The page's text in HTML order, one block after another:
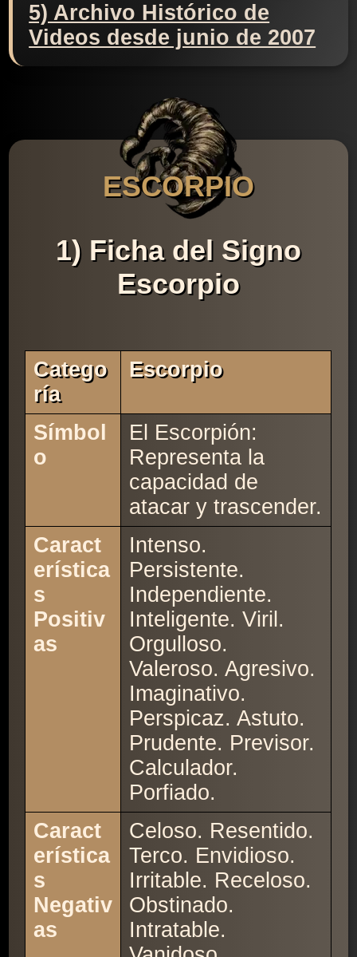
5) Archivo Histórico de
Videos desde junio de 2007
ESCORPIO
1) Ficha del Signo
Escorpio
Catego
Ría
Escorpio
Símbol
o
El Escorpión:
Representa la
capacidad de
atacar y trascender.
Caract
erística
s
Positiv
as
Intenso.
Persistente.
Independiente.
Inteligente. Viril.
Orgulloso.
Valeroso. Agresivo.
Imaginativo.
Perspicaz. Astuto.
Prudente. Previsor.
Calculador.
Porfiado.
Caract
erística
s
Negativ
as
Celoso. Resentido.
Terco. Envidioso.
Irritable. Receloso.
Obstinado.
Intratable.